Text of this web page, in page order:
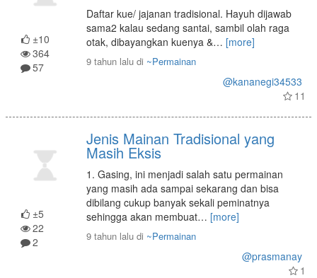
±10
364
57
Daftar kue/ jajanan tradisional. Hayuh dijawab
sama2 kalau sedang santai, sambil olah raga
otak, dibayangkan kuenya &… [more]
9 tahun lalu di ~Permainan
@kananegi34533
11
±5
22
2
Jenis Mainan Tradisional yang
Masih Eksis
1. Gasing, ini menjadi salah satu permainan
yang masih ada sampai sekarang dan bisa
dibilang cukup banyak sekali peminatnya
sehingga akan membuat… [more]
9 tahun lalu di ~Permainan
@prasmanay
1